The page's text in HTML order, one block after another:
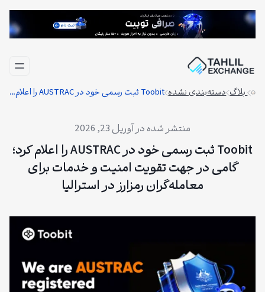
رفتن
بلاگ دسته‌بندی نشده Toobit ثبت رسمی خود در AUSTRAC را اعلام کرد؛ گامی در جهت تقویت امنیت و خدمات برای معامله‌گران رمزارز در استرالیا
آوریل 23, 2026
Toobit ثبت رسمی خود در AUSTRAC را اعلام کرد؛
گامی در جهت تقویت امنیت و خدمات برای
معامله‌گران رمزارز در استرالیا